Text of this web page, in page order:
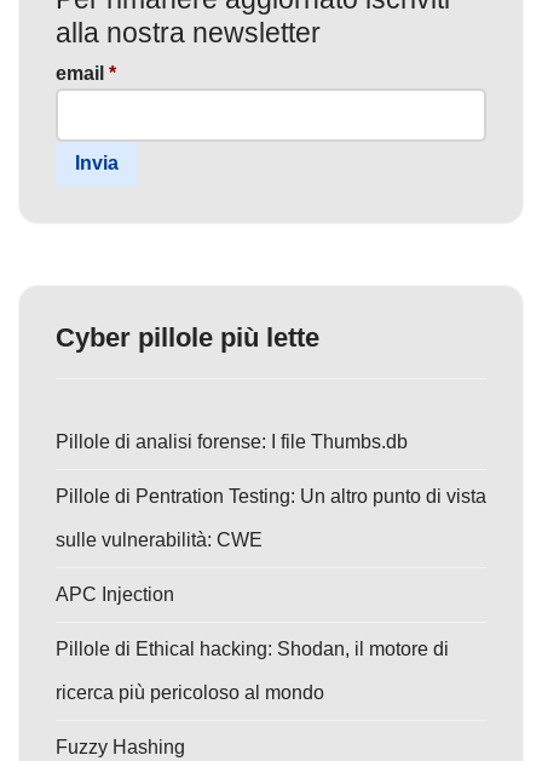
alla nostra newsletter
email *
Invia
Cyber pillole più lette
Pillole di analisi forense: I file Thumbs.db
Pillole di Pentration Testing: Un altro punto di vista
sulle vulnerabilità: CWE
APC Injection
Pillole di Ethical hacking: Shodan, il motore di
ricerca più pericoloso al mondo
Fuzzy Hashing